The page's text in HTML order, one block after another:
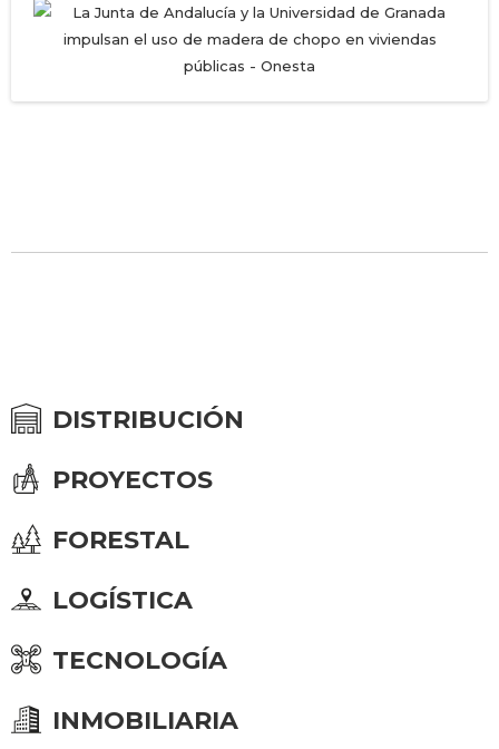
DISTRIBUCIÓN
PROYECTOS
FORESTAL
LOGÍSTICA
TECNOLOGÍA
INMOBILIARIA